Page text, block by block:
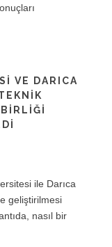
VE DARICA
ile Darıca
geliştirilmesi
nasıl bir